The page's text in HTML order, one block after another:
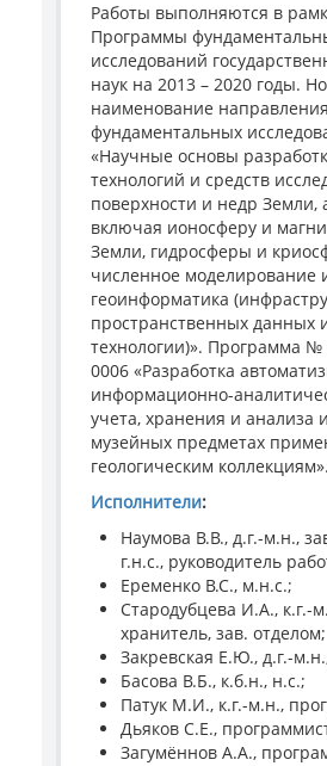
Работы выполняются в
Программы
исследований
наук на 2013 – 2020 годы.
наименование направления
фундаментальных
«Научные основы
технологий и средств
поверхности и недр Земли,
включая ионосферу и
Земли, гидросферы и
численное моделирование
геоинформатика
пространственных данных
технологии)». Программа №
0006 «Разработка
информационно-
учета, хранения и анализа
музейных предметах
геологическим коллекциям».
Исполнители:
Наумова В.В., д.г.-м.н.,
г.н.с., руководитель
Еременко В.С., м.н.с.;
Стародубцева И.А., к.г.-
хранитель, зав. отделом;
Закревская Е.Ю., д.г.-
Басова В.Б., к.б.н., н.с.;
Патук М.И., к.г.-м.н.,
Дьяков С.Е.,
Загумённов А.А.,